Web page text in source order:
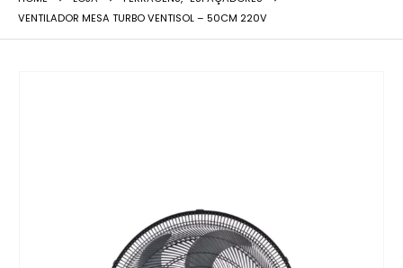
VENTILADOR MESA TURBO VENTISOL – 50CM 220V